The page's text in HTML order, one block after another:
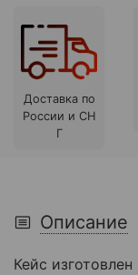
Доставка по
России и СН
Г
Описание
Кейс